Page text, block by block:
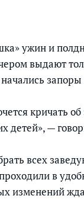
ужин и
выдают
запоры
кричать
детей», —
всех
в
изменений